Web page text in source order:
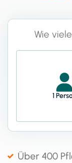
Wie
1
Über 400